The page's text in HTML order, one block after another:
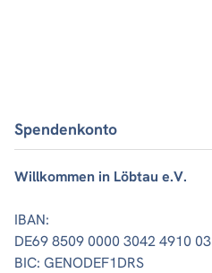
Spendenkonto
Willkommen in Löbtau e.V.
IBAN:
DE69 8509 0000 3042 4910 03
BIC: GENODEF1DRS